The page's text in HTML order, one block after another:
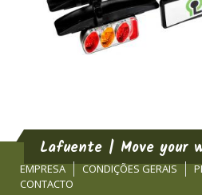
Lafuente | Move your
EMPRESA CONDIÇÕES GERAIS
CONTACTO